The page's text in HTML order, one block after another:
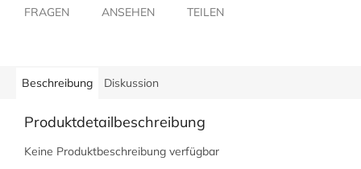
FRAGEN ANSEHEN TEILEN
Beschreibung Diskussion
Produktdetailbeschreibung
Keine Produktbeschreibung verfügbar